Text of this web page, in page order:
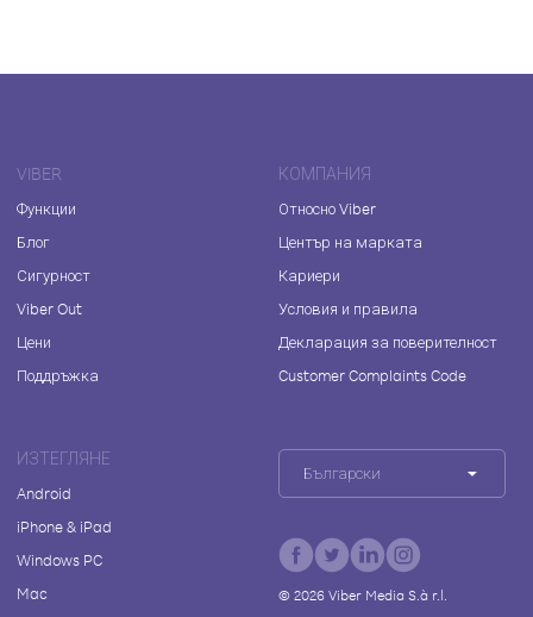
VIBER
Функции
Блог
Сигурност
Viber Out
Цени
Поддръжка
КОМПАНИЯ
Относно Viber
Център на марката
Кариери
Условия и правила
Декларация за поверителност
Customer Complaints Code
ИЗТЕГЛЯНЕ
Android
iPhone & iPad
Windows PC
Mac
Български
© 2026Viber Media S.à r.l.